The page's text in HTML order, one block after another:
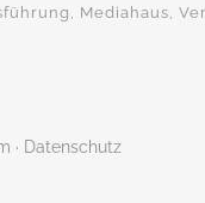
Mediahaus
· Datenschutz